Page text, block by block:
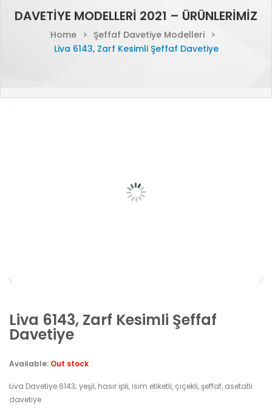
DAVETIYE MODELLERI 2021 – ÜRÜNLERIMIZ
Home > Şeffaf Davetiye Modelleri >
Liva 6143, Zarf Kesimli Şeffaf Davetiye
Liva 6143, Zarf Kesimli Şeffaf
Davetiye
Available: Out stock
Liva Davetiye 6143; yeşil, hasır ipli, isim etiketli, çiçekli, şeffaf, asetatlı
davetiye